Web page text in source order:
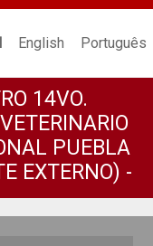
English Português
14VO.
PUEBLA
EXTERNO) -